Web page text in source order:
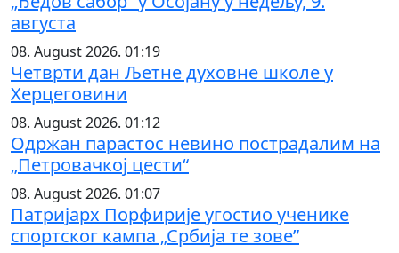
августа
08. August 2026. 01:19
Четврти дан Љетне духовне школе у
Херцеговини
08. August 2026. 01:12
Одржан парастос невино пострадалим на
„Петровачкој цести“
08. August 2026. 01:07
Патријарх Порфирије угостио ученике
спортског кампа „Србија те зове”